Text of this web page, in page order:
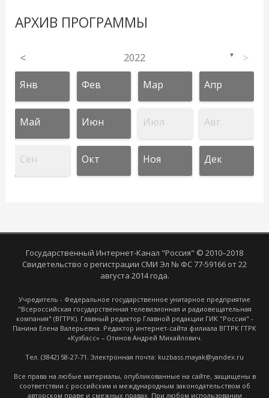
АРХИВ ПРОГРАММЫ
< 2022 ▼ >
Янв Фев Мар Апр
Май Июн Июл Авг
Сен Окт Ноя Дек
Государственный Интернет-Канал "Россия" © 2010–2018
Свидетельство о регистрации СМИ Эл № ФС 77-59166 от 22
августа 2014 года.
Учредитель - Федеральное государственное унитарное предприятие
"Всероссийская государственная телевизионная и радиовещательная
компания" (ВГТРК). Главный редактор Главной редакции ГИК "Россия" -
Панина Елена Валерьевна. Редактор интернет-сайта филиала ВГТРК ГТРК
«Кузбасс» – Отинов Андрей Михайлович.
Тел. (3842) 58-27-71. Электронная почта: kuzbass.mayak@yandex.ru
Все права на любые материалы, опубликованные на сайте, защищены в
соответствии с российским и международным законодательством об
авторском праве и смежных правах. При любом использовании